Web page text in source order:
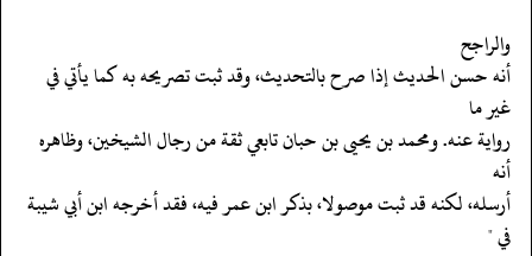
‏‏‏‏والراجح
‏‏‏‏أنه حسن الحديث إذا صرح بالتحديث، وقد ثبت تصريحه به كما يأتي في
غير ما
‏‏‏‏رواية عنه. ومحمد بن يحيى بن حبان تابعي ثقة من رجال الشيخين، وظاهره
أنه
‏‏‏‏أرسله، لكنه قد ثبت موصولا، بذكر ابن عمر فيه، فقد أخرجه ابن أبي شيبة
في "